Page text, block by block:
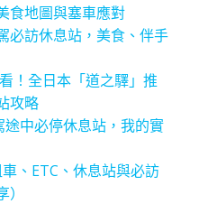
食地圖與塞車應對
必訪休息站，美食、伴手
！全日本「道之驛」推
攻略
中必停休息站，我的實
、ETC、休息站與必訪